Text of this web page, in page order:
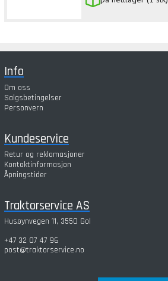
Info
Om oss
Salgsbetingelser
Personvern
Kundeservice
Retur og reklamasjoner
Kontaktinformasjon
Åpningstider
Traktorservice AS
Husøynvegen 11, 3550 Gol
+47 32 07 47 96
post@traktorservice.no